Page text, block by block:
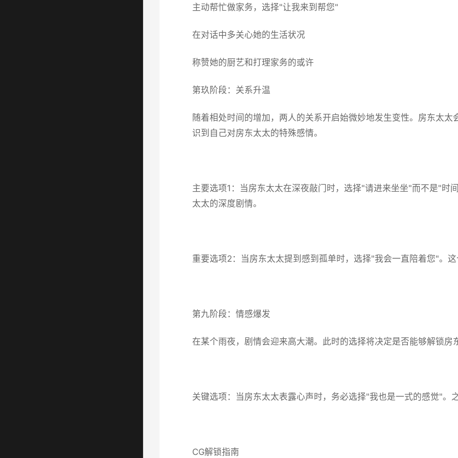
主动帮忙做家务，选择"让我来到帮您"
在对话中多关心她的生活状况
称赞她的厨艺和打理家务的或许
第玖阶段：关系升温
随着相处时间的增加，两人的关系开启始微妙地发生变性。房东太
识到自己对房东太太的特殊感情。
主要选项1：当房东太太在深夜敲门时，选择"请进来坐坐"而不是"时
太太的深度剧情。
重要选项2：当房东太太提到感到孤单时，选择"我会一直陪着您"。
第九阶段：情感爆发
在某个雨夜，剧情会迎来高大潮。此时的选择将决定是否能够解锁房
关键选项：当房东太太表露心声时，务必选择"我也是一式的感觉"。
CG解锁指南